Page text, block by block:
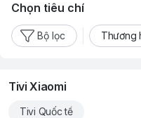
Chọn tiêu chí
Bộ lọc Thương
Tivi Xiaomi
Tivi Quốc tế